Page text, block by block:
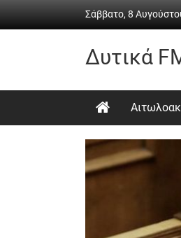
Σάββατο, 8
Δυτικά
Καθημερινή
&
ψυχαγωγία